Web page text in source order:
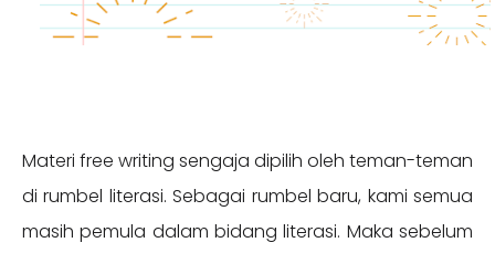
Materi free writing sengaja dipilih oleh teman-teman
di rumbel literasi. Sebagai rumbel baru, kami semua
masih pemula dalam bidang literasi. Maka sebelum